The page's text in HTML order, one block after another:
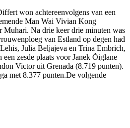
won achtereenvolgens van een
Man Wai Vivian Kong
Muhari. Na drie keer drie minuten was
van Estland op degen had
Julia Beljajeva en Trina Embrich,
zesde plaats voor Janek Õiglane
Victor uit Grenada (8.719 punten).
met 8.377 punten.De volgende